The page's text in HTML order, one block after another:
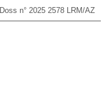
Doss n° 2025 2578 LRM/AZ